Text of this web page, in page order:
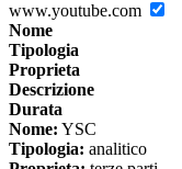
www.youtube.com
Nome
Tipologia
Proprieta
Descrizione
Durata
Nome: YSC
Tipologia: analitico